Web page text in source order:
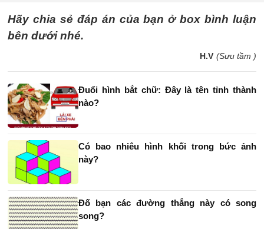
Hãy chia sẻ đáp án của bạn ở box bình luận
bên dưới nhé.
H.V (Sưu tầm )
Đuổi hình bắt chữ: Đây là tên tỉnh thành
nào?
Có bao nhiêu hình khối trong bức ảnh
này?
Đố bạn các đường thẳng này có song
song?